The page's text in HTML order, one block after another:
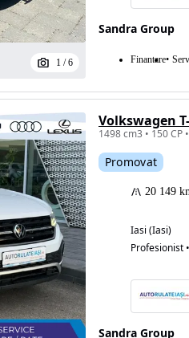
Eligibil pentru
finantare
1/6
Sandra Group
Finantare
Volkswagen
Promovat
20 149
Iasi (Iasi)
Profesionist
Sandra Group